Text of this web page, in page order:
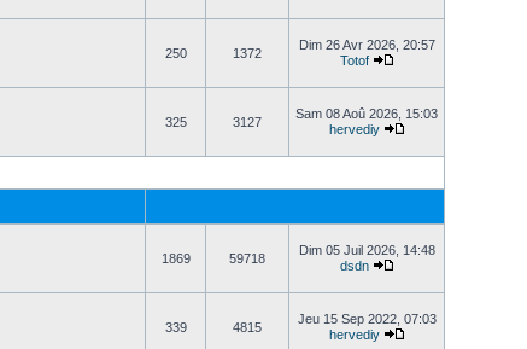
250 1372
Dim 26 Avr 2026, 20:57
Totof
325 3127
Sam 08 Aoû 2026, 15:03
hervediy
1869 59718
Dim 05 Juil 2026, 14:48
dsdn
339 4815
Jeu 15 Sep 2022, 07:03
hervediy